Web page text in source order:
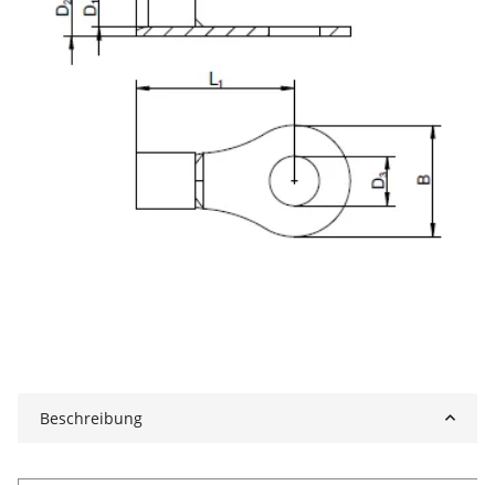
Beschreibung